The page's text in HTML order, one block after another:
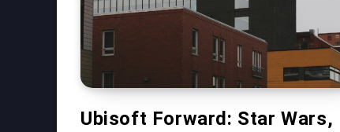
Ubisoft Forward: Star Wars,